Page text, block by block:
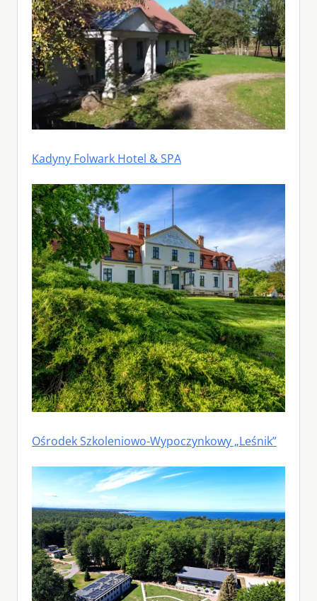
Kadyny Folwark Hotel & SPA
Ośrodek Szkoleniowo-Wypoczynkowy „Leśnik”